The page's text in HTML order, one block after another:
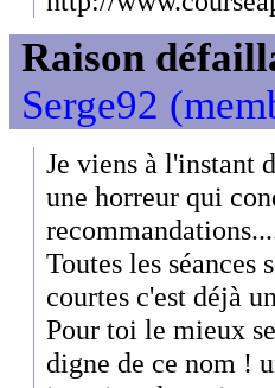
Raison
Serge92
Je viens à l'instant
une horreur qui
Toutes les
courtes c'est déjà
Pour toi le mieux
digne de ce nom !